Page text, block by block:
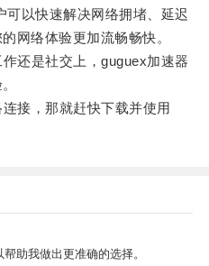
以快速解决网络拥堵、延迟
网络体验更加流畅畅快。
是社交上，guguex加速器
接，那就赶快下载并使用
助我做出更准确的选择。